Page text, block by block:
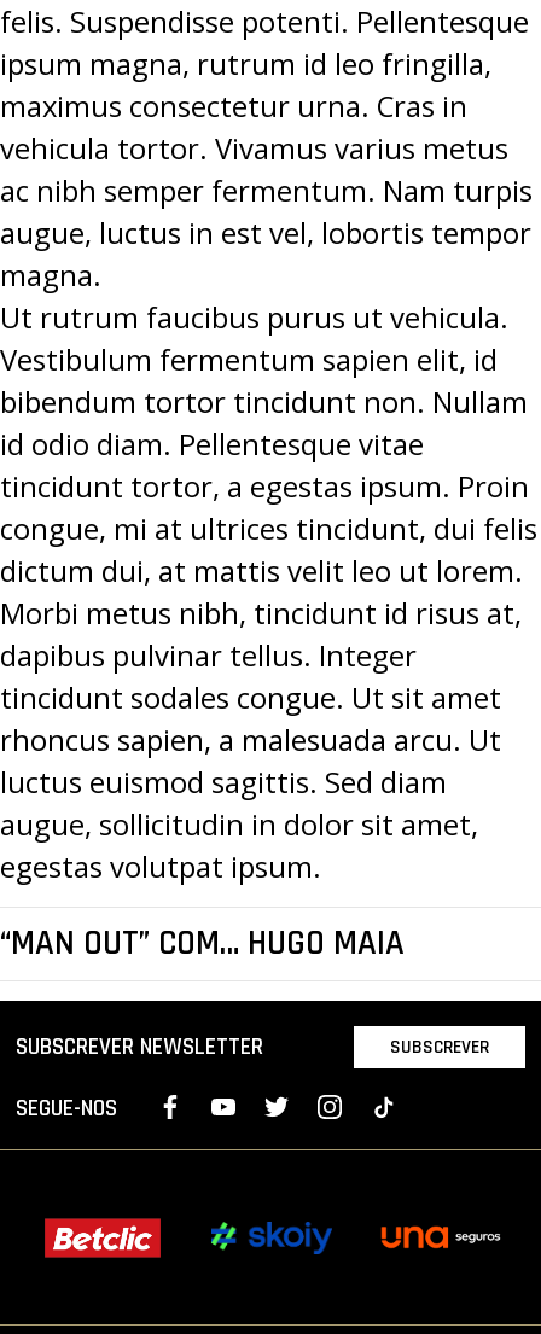
felis. Suspendisse potenti. Pellentesque
ipsum magna, rutrum id leo fringilla,
maximus consectetur urna. Cras in
vehicula tortor. Vivamus varius metus
ac nibh semper fermentum. Nam turpis
augue, luctus in est vel, lobortis tempor
magna.
Ut rutrum faucibus purus ut vehicula.
Vestibulum fermentum sapien elit, id
bibendum tortor tincidunt non. Nullam
id odio diam. Pellentesque vitae
tincidunt tortor, a egestas ipsum. Proin
congue, mi at ultrices tincidunt, dui felis
dictum dui, at mattis velit leo ut lorem.
Morbi metus nibh, tincidunt id risus at,
dapibus pulvinar tellus. Integer
tincidunt sodales congue. Ut sit amet
rhoncus sapien, a malesuada arcu. Ut
luctus euismod sagittis. Sed diam
augue, sollicitudin in dolor sit amet,
egestas volutpat ipsum.
“MAN OUT” COM… HUGO MAIA
SUBSCREVER NEWSLETTER SUBSCREVER
SEGUE-NOS